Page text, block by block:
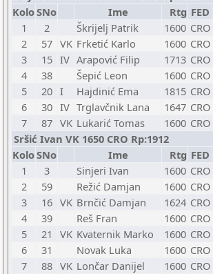
KoloSNo Ime Rtg FED
1
2 Škrijelj Patrik 1600 CRO
2
57 VK Frketić Karlo 1600 CRO
3
15 IV Arapović Filip 1713 CRO
4
38 Šepić Leon 1600 CRO
5
20 I Hajdinić Ema 1815 CRO
6
30 IV Trglavčnik Lana 1647 CRO
7
87 VK Lukarić Tomas 1600 CRO
Sršić Ivan VK 1650 CRO Rp:1912
KoloSNo Ime Rtg FED
1
3 Sinjeri Ivan 1600 CRO
2
59 Režić Damjan 1600 CRO
3
16 VK Brnčić Damjan 1624 CRO
4
39 Reš Fran 1600 CRO
5
21 VK Kvaternik Marko 1600 CRO
6
31 Novak Luka 1600 CRO
7
88 VK Lončar Danijel 1600 CRO